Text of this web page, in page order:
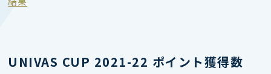
UNIVAS CUP 2021-22 ポイント獲得数